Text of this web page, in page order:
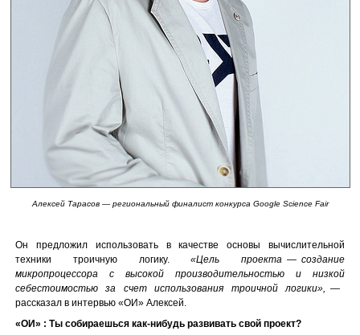
Алексей Тарасов — региональный финалист конкурса Google Science Fair
Он предложил использовать в качестве основы вычислительной
техники троичную логику.«Цель проекта — создание
микропроцессора с высокой производительностью и низкой
себестоимостью за счет использования троичной логики», —
рассказал в интервью «ОИ» Алексей.
«ОИ» : Ты собираешься как-нибудь развивать свой проект?